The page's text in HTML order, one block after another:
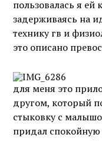
пользовалась я ей
задерживаясь на
технику гв и
это описано
для меня это
другом, который
стыковку с
придал спокойную